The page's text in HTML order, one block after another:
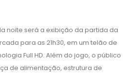
noite será a exibição da partida da
para as 21h30, em um telão de
Full HD. Além do jogo, o público
de alimentação, estrutura de